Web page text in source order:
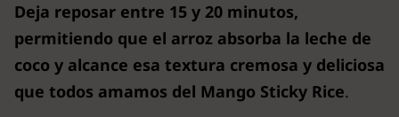
Deja reposar entre 15 y 20 minutos,
permitiendo que el arroz absorba la leche de
coco y alcance esa textura cremosa y deliciosa
que todos amamos del Mango Sticky Rice.